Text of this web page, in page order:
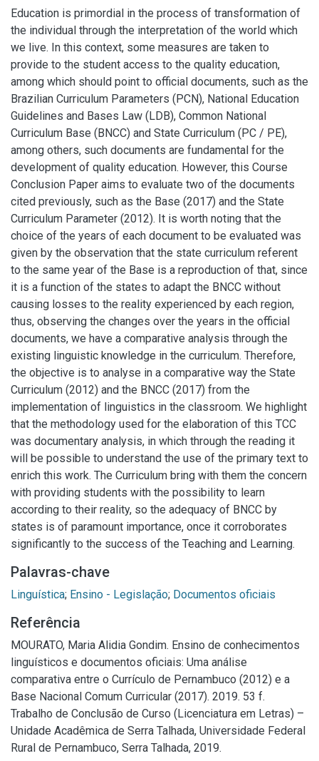
Education is primordial in the process of transformation of
the individual through the interpretation of the world which
we live. In this context, some measures are taken to
provide to the student access to the quality education,
among which should point to official documents, such as the
Brazilian Curriculum Parameters (PCN), National Education
Guidelines and Bases Law (LDB), Common National
Curriculum Base (BNCC) and State Curriculum (PC / PE),
among others, such documents are fundamental for the
development of quality education. However, this Course
Conclusion Paper aims to evaluate two of the documents
cited previously, such as the Base (2017) and the State
Curriculum Parameter (2012). It is worth noting that the
choice of the years of each document to be evaluated was
given by the observation that the state curriculum referent
to the same year of the Base is a reproduction of that, since
it is a function of the states to adapt the BNCC without
causing losses to the reality experienced by each region,
thus, observing the changes over the years in the official
documents, we have a comparative analysis through the
existing linguistic knowledge in the curriculum. Therefore,
the objective is to analyse in a comparative way the State
Curriculum (2012) and the BNCC (2017) from the
implementation of linguistics in the classroom. We highlight
that the methodology used for the elaboration of this TCC
was documentary analysis, in which through the reading it
will be possible to understand the use of the primary text to
enrich this work. The Curriculum bring with them the concern
with providing students with the possibility to learn
according to their reality, so the adequacy of BNCC by
states is of paramount importance, once it corroborates
significantly to the success of the Teaching and Learning.
Palavras-chave
Linguística; Ensino - Legislação; Documentos oficiais
Referência
MOURATO, Maria Alidia Gondim. Ensino de conhecimentos
linguísticos e documentos oficiais: Uma análise
comparativa entre o Currículo de Pernambuco (2012) e a
Base Nacional Comum Curricular (2017). 2019. 53 f.
Trabalho de Conclusão de Curso (Licenciatura em Letras) –
Unidade Acadêmica de Serra Talhada, Universidade Federal
Rural de Pernambuco, Serra Talhada, 2019.